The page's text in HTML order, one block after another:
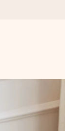
überreichen
in die wir